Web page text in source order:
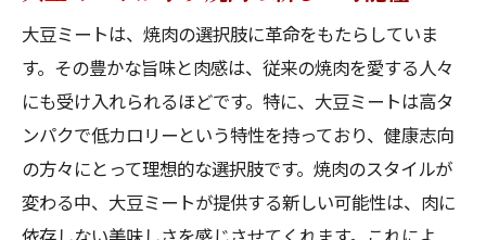
大豆ミートは、焼肉の選択肢に革命をもたらしていま
す。その豊かな旨味と肉感は、従来の焼肉を愛する人々
にも受け入れられるほどです。特に、大豆ミートは高タ
ンパクで低カロリーという特性を持っており、健康志向
の方々にとって理想的な選択肢です。焼肉のスタイルが
変わる中、大豆ミートが提供する新しい可能性は、肉に